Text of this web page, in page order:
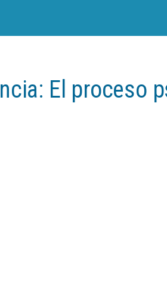
El proceso